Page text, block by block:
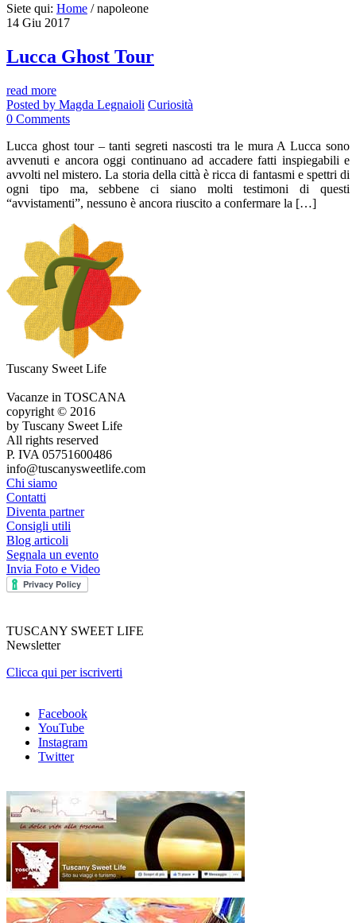
Siete qui: Home / napoleone
14 Giu 2017
Lucca Ghost Tour
read more
Posted by Magda Legnaioli Curiosità
0 Comments
Lucca ghost tour – tanti segreti nascosti tra le mura A Lucca sono
avvenuti e ancora oggi continuano ad accadere fatti inspiegabili e
avvolti nel mistero. La storia della città è ricca di fantasmi e spettri di
ogni tipo ma, sebbene ci siano molti testimoni di questi
“avvistamenti”, nessuno è ancora riuscito a confermare la […]
Tuscany Sweet Life
Vacanze in TOSCANA
copyright © 2016
by Tuscany Sweet Life
All rights reserved
P. IVA 05751600486
info@tuscanysweetlife.com
Chi siamo
Contatti
Diventa partner
Consigli utili
Blog articoli
Segnala un evento
Invia Foto e Video
TUSCANY SWEET LIFE
Newsletter
Clicca qui per iscriverti
Facebook
YouTube
Instagram
Twitter